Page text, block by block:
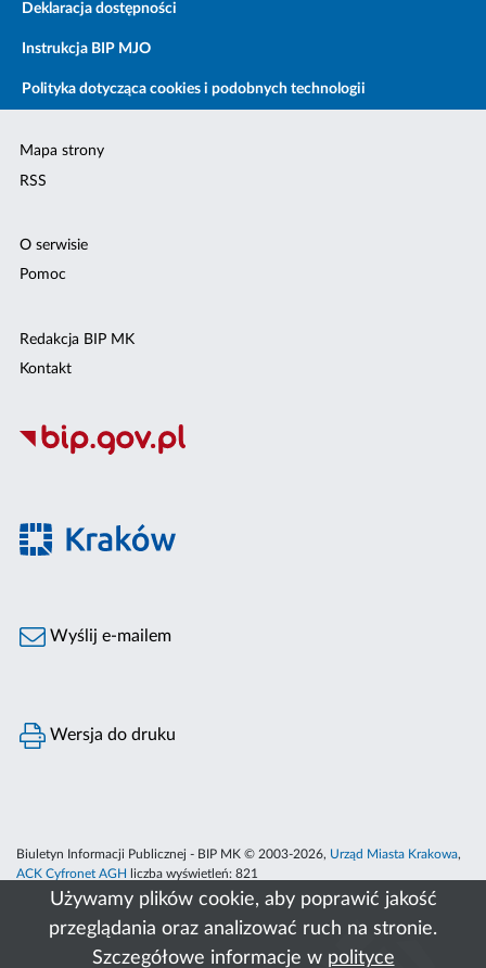
Używamy plików cookie, aby poprawić jakość
przeglądania oraz analizować ruch na stronie.
Szczegółowe informacje w polityce
Deklaracja dostępności
Instrukcja BIP MJO
Polityka dotycząca cookies i podobnych technologii
Mapa strony
RSS
O serwisie
Pomoc
Redakcja BIP MK
Kontakt
Wyślij e-mailem
Wersja do druku
Biuletyn Informacji Publicznej - BIP MK © 2003-2026, Urząd Miasta Krakowa,
ACK Cyfronet AGH
liczba wyświetleń: 821